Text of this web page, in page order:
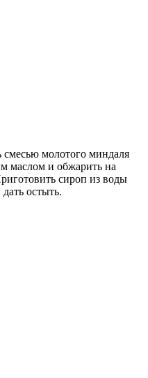
молотого миндаля
маслом и обжарить на
сироп из воды
остыть.